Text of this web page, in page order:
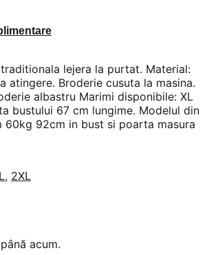
lejera la purtat. Material:
atingere. Broderie cusuta la masina.
albastru Marimi disponibile: XL
bustului 67 cm lungime. Modelul din
60kg 92cm in bust si poarta masura
, 2XL
acum.